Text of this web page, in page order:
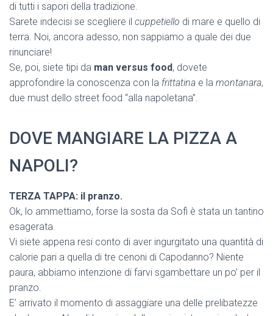
di tutti i sapori della tradizione.
Sarete indecisi se scegliere il cuppetiello di mare e quello di
terra. Noi, ancora adesso, non sappiamo a quale dei due
rinunciare!
Se, poi, siete tipi da man versus food, dovete
approfondire la conoscenza con la frittatina e la montanara,
due must dello street food “alla napoletana”.
DOVE MANGIARE LA PIZZA A
NAPOLI?
TERZA TAPPA: il pranzo.
Ok, lo ammettiamo, forse la sosta da Sofì è stata un tantino
esagerata.
Vi siete appena resi conto di aver ingurgitato una quantità di
calorie pari a quella di tre cenoni di Capodanno? Niente
paura, abbiamo intenzione di farvi sgambettare un po’ per il
pranzo.
E’ arrivato il momento di assaggiare una delle prelibatezze